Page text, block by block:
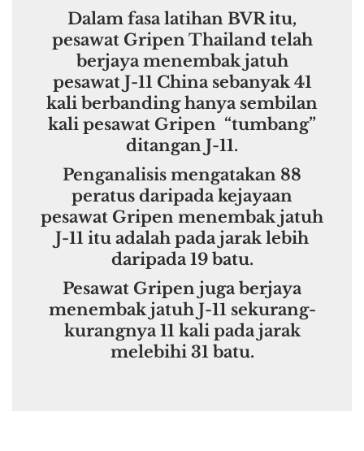
Dalam fasa latihan BVR itu,
pesawat Gripen Thailand telah
berjaya menembak jatuh
pesawat J-11 China sebanyak 41
kali berbanding hanya sembilan
kali pesawat Gripen “tumbang”
ditangan J-11.
Penganalisis mengatakan 88
peratus daripada kejayaan
pesawat Gripen menembak jatuh
J-11 itu adalah pada jarak lebih
daripada 19 batu.
Pesawat Gripen juga berjaya
menembak jatuh J-11 sekurang-
kurangnya 11 kali pada jarak
melebihi 31 batu.